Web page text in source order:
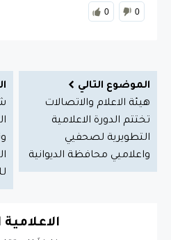
0 0
الموضوع التالي
هيئة الاعلام والاتصالات
تختتم الدورة الاعلامية
التطويرية لصحفيي
واعلاميي محافظة الديوانية